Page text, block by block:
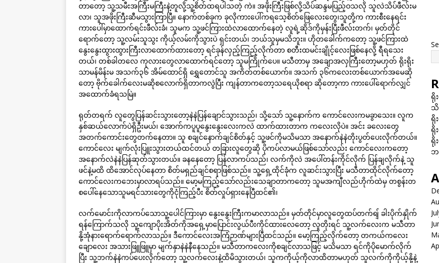
တာတော့ သူ့သမီးအကြီးမကြီးနဲ့တူလို့သူ့စိတ်ထရပါသတဲ့ ကဲ။ အဖိုးကြီးဖြစ်လို့သိပ်ဆန္ဒမပြည့်ဝသလို သူလဲသိပ်ဖီလ်းမ
လာ၊ သူအဖိုးကြီးဆီမသွားကြာပြီ။ နောက်တစ်ခုက ခုလိုကားပေါ်ကရသေ့စိတ်ဖြေလေးတွေ၊သူတို့က ကားစီးနေရင်း
ကားပေါ်မှာထောက်ရင်းဖီလ်းခံ၊ သူမက သူ့ဖင်ကြားထဲလာထောက်နေတဲ့ လူရဲ့ဆိုဒ်ကိုမှန်းပြီးဖီလ်းတက်၊ မှတ်တိုင်
ရောက်တော့ သူ့လမ်းသူသွး ကိုယ့်လမ်းကိုသွားပဲ ရှင်းတယ်၊ ဘယ်သူမှမသိဘူး။ ဟိုတခေါက်ကတော့ သူ့ဖင်ကြားထဲ
နွေးနွေးထွားထွားကြီးလာထောက်ထားတော့ ရင်ခုန်လှည့်ကြည့်လိုက်တာ စတီးထမင်းချိုင့်လေးဖြစ်နေလို့ ရီရသေး
တယ်၊ တစ်ခါတလေ ကုလားတွေလာထောက်ရင်တော့ သူမကြိုက်ပေ။ မသီတာမှ အချောအလှကြီးတော့မဟုတ် ရိုးရိုး
သာမန်မိန်းမ အသက်၃၆ အိမ်ထောင်ရှိ ရွှေတောင်သူ အကိတ်တစ်ယောက်။ အသက် ၃၆ကလေးတစ်ယောက်အမေဆို
တော့ ဗိုက်ခေါက်လေးမဆိုစလောက်ရှိတာကလွဲပြီး ကျန်တာကတော့သရေယိုစရာ ဆိုတော့ကာ ကားပေါ်ရောက်လျှင်
အထောက်ခံရသမြဲ။
ရုတ်တရက် လူတွေပြန်ဆင်းသွားတော့နဲနဲပြန်ချောင်သွားသည်၊ သို့သော် သူ့နောက်က ကောင်လေးကမခွာသေး။ လူက
နှစ်ဆယ်လောက်ပဲရှိဦးမယ်၊ အောက်ကပူပူနွေးနွေးလေးကလဲ ထာက်ထားတာက ကလေးလိုပဲ။ အင်း ခလေးတွေ
အတက်ကောင်းတွေတက်နေတာ။ သူ စချင်နောက်ချင်စိတ်နှင့် သူ့ဖင်ကိုမသိမသာ အနောက်နဲနဲတိုးပွတ်ပေးလိုက်တယ်။
ကောင်လေး မျက်လုံးပြူးသွားတယ်ထင်တယ် တခြားလူတွေဆို ပိုကပ်လာမယ်ဖြစ်သော်လည်း ကောင်လေးကတော့
အနောက်လဲနဲနဲပြန်ဆုတ်သွားတယ်။ ခနနေတော့ ပြန်လာကပ်သည်၊ လက်ကိုလဲ အပေါ်တန်းကိုင်လိုက် ပြန်ချလိုက်နဲ့ သူ
ဖင်နဲ့မထိ ထိအောင်လုပ်နေတာ စိတ်မရှည်ချင်စရာဖြစ်သည်။ သူ့ရှေ့ထိုင်ခုံက လူဆင်းသွားပြီး မသီတာထိုင်လိုက်တော့
ကောင်လေးကဘေးမှာလာရပ်သည်။ မော့မကြည့်သော်လည်းသေချာတာကတော့ သူမအကျီလည်ဟိုက်ထဲမှ တစွန်းတ
စပေါ်နေသောသူမရင်သားတွေကိုငုံကြည့်ပီး စိတ်လှုပ်ရှားနေပြီထင်၏၊
လက်မောင်းကိုလာကပ်သောသူ့ပေါင်ကြားမှာ နွေးနွေးကြီးကမာလာသည်။ မှတ်တိုင်မှာလူတွေထပ်တက်ရျ် ခါးပိုက်နှိုက်
ရန်ကြောက်သလို သူ့ကျောပိုးအိတ်ကိုအရှေ့မှာပြောင်းလွယ်ပီးကိုင်ထားလေတော့ လူတိုးရင် သူ့လက်လေးက မသီတာ
နို့အုံနားရောက်ရောက်လာသည်။ ဒီကောင်လေးအကြံဉာဏ်များပြီထင်သည်။ မော့ကြည့်လိုက်တော့ တကယ်ကလေး
ချောလေး အသားဖြူဖြူမှာ မျက်နှာနဲနဲနီနေသည်။ မသီတာကလေးကိုစချင်လာသဖြင့် မသိမသာ ရင်ကိုပိုမောက်လိုက်
ပြီး သူ့ဘက်နဲနဲကပ်ပေးလိုက်တော့ သူ့လက်လေးနဲ့ထိမိသွားတယ်၊ သူကကိုယ့်ကိုလာထိတာမဟုတ် သူလက်ကိုကိုယ့်နို့နဲ့
ရို
သိ
ရို
ရို
ရို
ဘ